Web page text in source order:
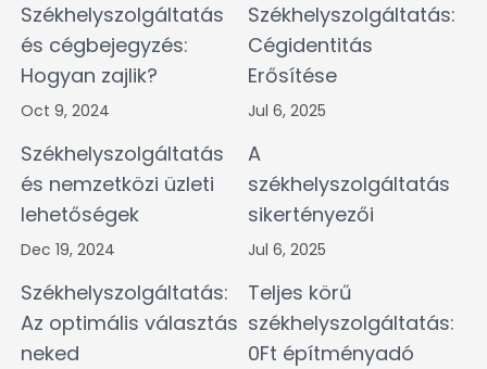
Székhelyszolgáltatás
és cégbejegyzés:
Hogyan zajlik?
Oct 9, 2024
Székhelyszolgáltatás:
Cégidentitás
Erősítése
Jul 6, 2025
Székhelyszolgáltatás
és nemzetközi üzleti
lehetőségek
Dec 19, 2024
A
székhelyszolgáltatás
sikertényezői
Jul 6, 2025
Székhelyszolgáltatás:
Az optimális választás
neked
Teljes körű
székhelyszolgáltatás:
0Ft építményadó